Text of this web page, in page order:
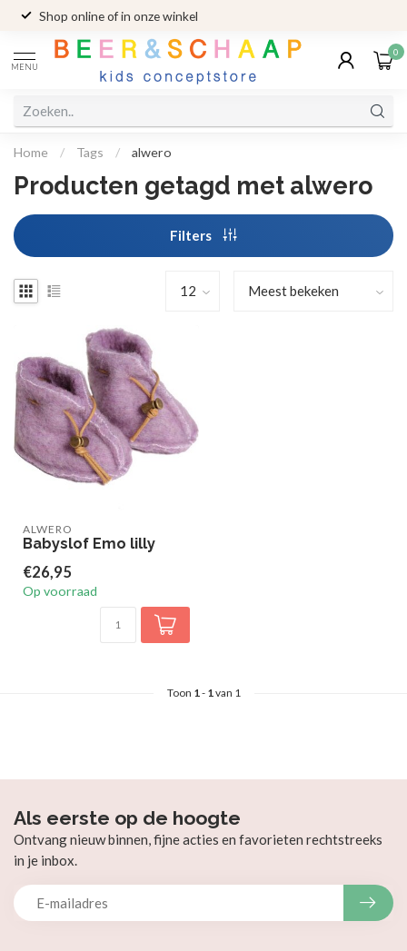
Shop online of in onze winkel
MENU
0
Home / Tags / alwero
Producten getagd met alwero
Filters
ALWERO
Babyslof Emo lilly
€26,95
Op voorraad
Toon 1- 1van 1
Als eerste op de hoogte
Ontvang nieuw binnen, fijne acties en favorieten rechtstreeks
in je inbox.